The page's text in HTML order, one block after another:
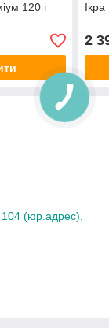
120 г
2
(юр.адрес),